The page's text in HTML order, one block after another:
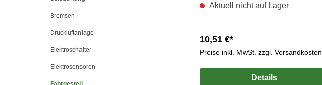
Bremsen
Druckluftanlage
Elektroschalter
Elektrosensoren
Aktuell nicht auf Lager
10,51 €*
Preise inkl. MwSt. zzgl. Versandkosten
Details